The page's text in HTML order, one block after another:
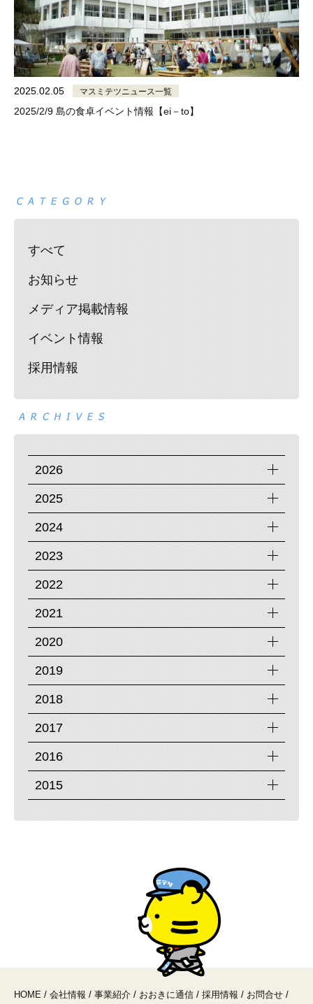
2025.02.05 マスミテツニュース一覧
2025/2/9 島の食卓イベント情報【ei－to】
すべて
お知らせ
メディア掲載情報
イベント情報
採用情報
2026
2025
2024
2023
2022
2021
2020
2019
2018
2017
2016
2015
HOME / 会社情報 / 事業紹介 / おおきに通信 / 採用情報 / お問合せ /